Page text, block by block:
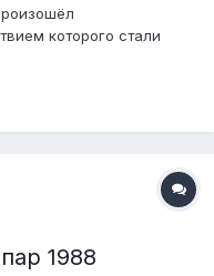
которого стали
моей семьи - Dodge
Есть вариант...
1988